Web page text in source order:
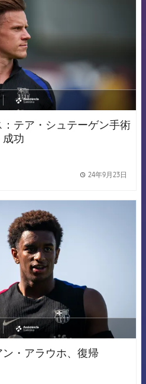
asistencia
テア・シュテーゲン手術
成功
24年9月23日
asistencia
・アラウホ、復帰